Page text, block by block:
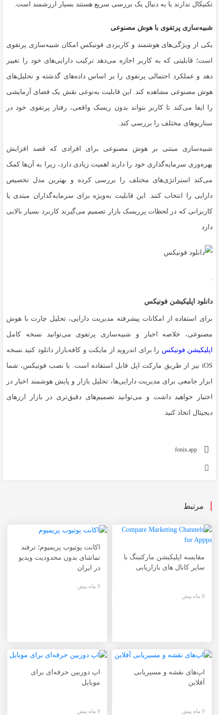
تکنیکال ندارند یا به دنبال یک بررسی سریع هستند بسیار ارزشمند است.
شبیه‌سازی پرتفوی با هوش مصنوعی
یکی از ویژگی‌های هوشمند و کاربردی فونیکس امکان شبیه‌سازی پرتفوی
است؛ قابلیتی که به کاربر اجازه می‌دهد ترکیب دارایی‌های خود را تغییر
دهد و عملکرد احتمالی پرتفوی را بر اساس داده‌های گذشته و تحلیل‌های
هوش مصنوعی مشاهده کند. این قابلیت به‌نوعی نقش یک فضای آزمایشی
را ایفا می‌کند تا کاربر بتواند بدون ریسک واقعی، رفتار پرتفوی خود در
سناریوهای مختلف را بررسی کند.
شبیه‌سازی مبتنی بر هوش مصنوعی برای افرادی که قصد افزایش
بهره‌وری سرمایه‌گذاری خود را دارند اهمیت زیادی دارد، زیرا به آن‌ها کمک
می‌کند استراتژی‌های مختلف را بررسی کرده و بهترین مدل تخصیص
دارایی را انتخاب کنند. این قابلیت به‌ویژه برای سرمایه‌گذاران مبتدی یا
کاربرانی که در لحظات پرریسک بازار تصمیم می‌گیرند کاربرد بسیار بالایی
دارد
.
دانلود اپلیکیشن فونیکس
برای استفاده از امکانات پیشرفته مدیریت دارایی، تحلیل چارت با هوش
مصنوعی، خلاصه اخبار و شبیه‌سازی پرتفوی می‌توانید نسخه کامل
اپلیکیشن فونیکس را برای اندروید از مایکت و کافه‌بازار دانلود کنید.نسخه
iOS نیز از طریق مارکت اپل قابل استفاده است. با نصب فونیکس، شما
ابزار جامعی برای مدیریت دارایی‌ها، تحلیل بازار و پایش هوشمند اخبار در
اختیار خواهید داشت و می‌توانید تصمیم‌های دقیق‌تری در بازار ارزهای
دیجیتال اتخاذ کنید.
fonix.app
مرتبط
مقایسه اپلیکیشن مارکتینگ با
سایر کانال های بازاریابی
8 ماه پیش
اکانت یوتیوب پریمیوم؛ ترفند
تماشای بدون محدودیت ویدیو
در ایران
9 ماه پیش
اپ‌های نقشه و مسیریابی
آفلاین
9 ماه پیش
اپ دوربین حرفه‌ای برای
موبایل
9 ماه پیش